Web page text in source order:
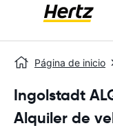
Página de inicio
Ingolstadt
Alquiler de